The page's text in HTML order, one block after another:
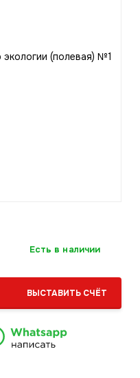
Есть в наличии
ВЫСТАВИТЬ СЧЁТ